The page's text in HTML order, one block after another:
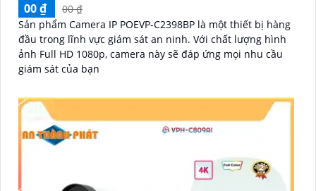
00 ₫
00 ₫
Sản phẩm Camera IP POEVP-C2398BP là một thiết bị hàng
đầu trong lĩnh vực giám sát an ninh. Với chất lượng hình
ảnh Full HD 1080p, camera này sẽ đáp ứng mọi nhu cầu
giám sát của bạn